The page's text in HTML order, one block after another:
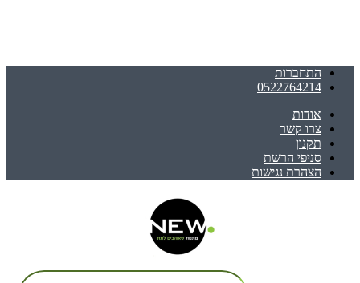
התחברות
0522764214
אודות
צרו קשר
תקנון
סניפי הרשת
הצהרת נגישות